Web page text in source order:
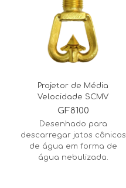
Projetor de Média
Velocidade SCMV
GF8100
Desenhado para
descarregar jatos cônicos
de água em forma de
água nebulizada.